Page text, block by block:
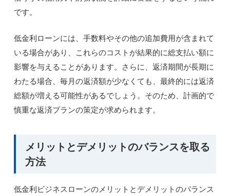
です。
低金利ローンには、手数料やその他の追加費用が含まれて
いる場合があり、これらのコストが結果的に総支払い額に
影響を与えることがあります。さらに、返済期間が長期に
わたる場合、毎月の返済額が少なくても、最終的には返済
総額が増える可能性があるでしょう。そのため、計画的で
慎重な返済プランの策定が求められます。
メリットとデメリットのバランスを取る
方法
低金利ビジネスローンのメリットとデメリットのバランス